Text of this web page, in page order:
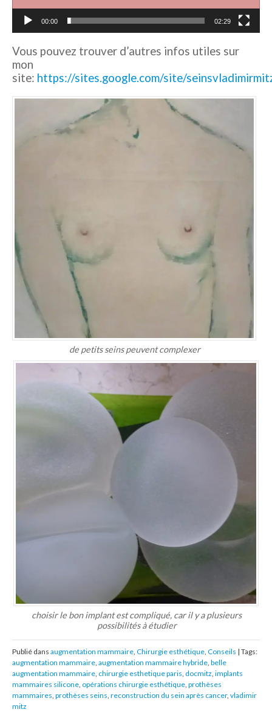
00:00 02:29
Vous pouvez trouver d’autres infos utiles sur
mon
site: https://sites.google.com/site/
de petits seins peuvent complexer
choisir le bon implant est compliqué, car il y a plusieurs
possibilités à étudier
Publié dans augmentation mammaire Chirurgie esthétique Conseils | Tags:
augmentation mammaire augmentation mammaire hybride belle
augmentation mammaire chirurgie esthetique paris docmitz implants
mammaires silicone opérations chirurgie esthétique prothèses
mammaires prothèses seins reconstruction du sein après cancer, vladimir
mitz